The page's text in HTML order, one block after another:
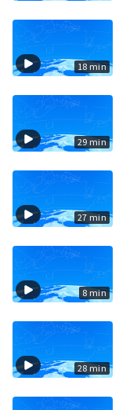
18 min
29 min
27 min
8 min
28 min